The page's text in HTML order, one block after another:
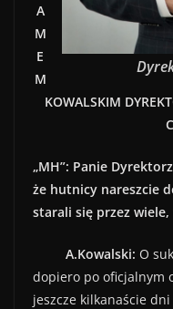
A
M
E
M
KOWALSKIM
„MH”: Panie
że hutnicy nareszcie
starali się przez wiele,
A.Kowalski: O
dopiero po oficjalnym
jeszcze kilkanaście